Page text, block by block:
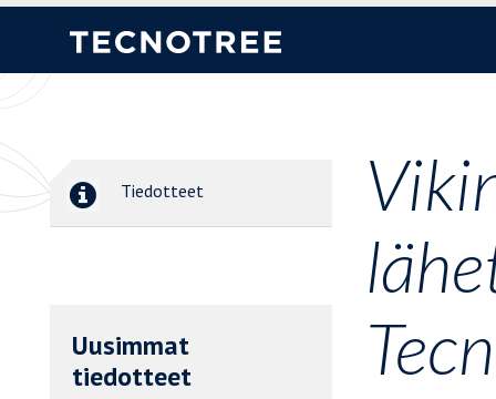
Tiedotteet
Uusimmat
tiedotteet